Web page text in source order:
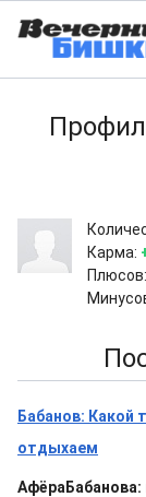
Карма:
Плюсов:
Бабанов: Какой
отдыхаем